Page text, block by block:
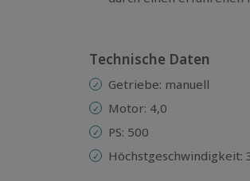
Technische Daten
Getriebe: manuell
Motor: 4,0
PS: 500
Höchstgeschwindigkeit: